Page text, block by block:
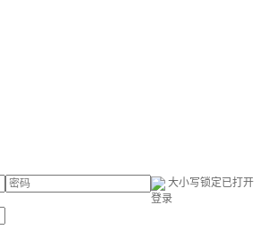
大小写锁定已打开
登录